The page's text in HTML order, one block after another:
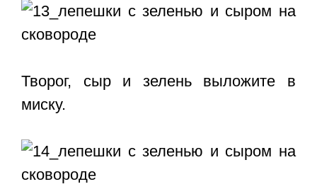
Творог, сыр и зелень выложите в
миску.